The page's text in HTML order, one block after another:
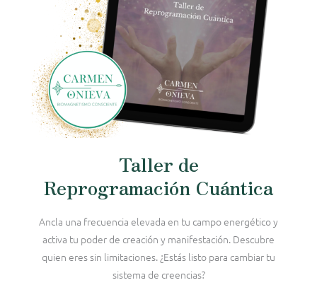
Taller de
Reprogramación Cuántica
Ancla una frecuencia elevada en tu campo energético y
activa tu poder de creación y manifestación. Descubre
quien eres sin limitaciones. ¿Estás listo para cambiar tu
sistema de creencias?